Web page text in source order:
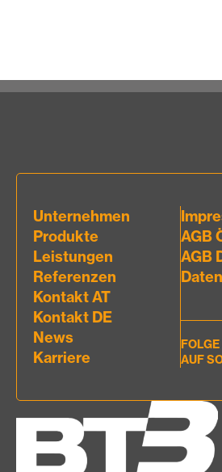
Unternehmen
Produkte
Leistungen
Referenzen
Kontakt AT
Kontakt DE
News
Karriere
AGB
AGB
AUF